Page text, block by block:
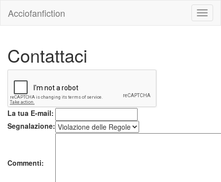
Acciofanfiction
Contattaci
La tua E-mail:
Segnalazione:
Commenti: